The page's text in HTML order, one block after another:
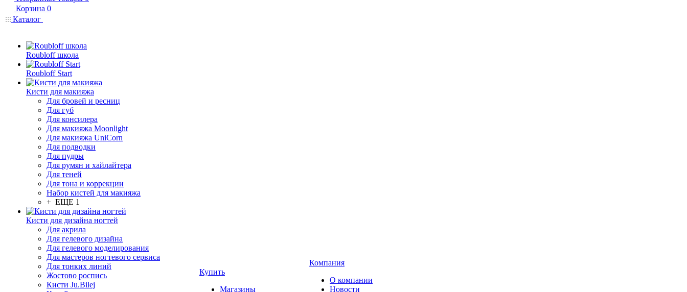
Корзина 0
Каталог
Roubloff школа
Roubloff Start
Кисти для макияжа
Для бровей и ресниц
Для губ
Для консилера
Для макияжа Moonlight
Для макияжа UniCorn
Для подводки
Для пудры
Для румян и хайлайтера
Для теней
Для тона и коррекции
Набор кистей для макияжа
+ ЕЩЕ 1
Кисти для дизайна ногтей
Для акрила
Для гелевого дизайна
Для гелевого моделирования
Для мастеров ногтевого сервиса
Для тонких линий
Жостово роспись
Кисти Ju.Bilej
Купить
Магазины
Компания
О компании
Новости